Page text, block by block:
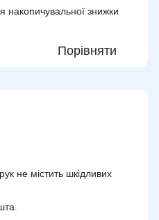
накопичувальної знижки
Порівняти
не містить шкідливих